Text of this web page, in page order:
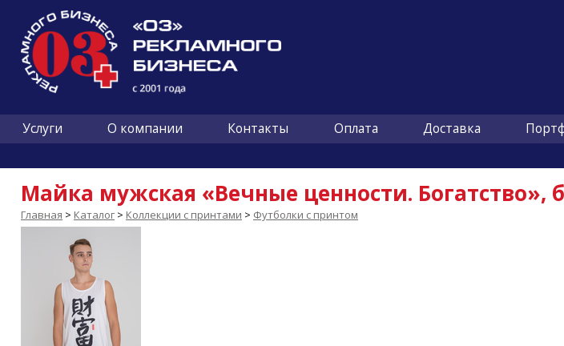
Услуги О компании Контакты Оплата Доставка
Майка мужская «Вечные ценности. Богатство»,
Главная > Каталог > Коллекции с принтами > Футболки с принтом